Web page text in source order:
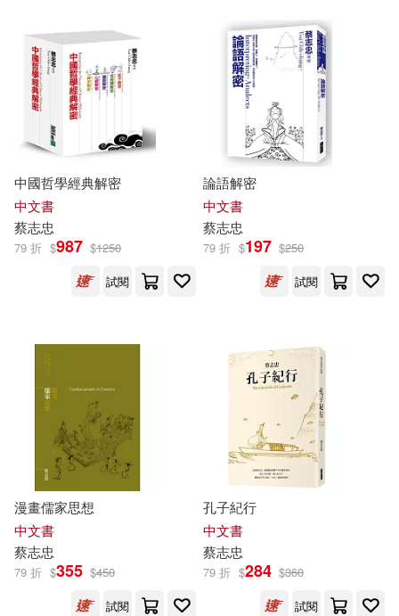
孫武(1)
柏楊 蔡志忠 繪(1) 溫世義(1)
王守常(1) 甲馬創意公司(1)
甲馬創意動畫(1)
蔡志忠 繪著(1)
蔡志忠、李義弘(1)
蔡志忠工作室(1)
蔡志忠，仲晉銳(1)
蔡志忠，邱娟(1) 許晉杭(1)
中信出版社(40)
商務印書館(35)
浙江少年兒童出版社(25)
人民文學出版社(15) 皇冠(12)
河北教育出版社(11) 圓神(7)
太白文藝出版社(5)
北京聯合出版公司(4)
山東文藝出版社(3)
廣州出版社(3)
可海外宅配(620)
可港澳店取(611)
可新加坡店取(610)
可菲律賓店取(611)
適合平板閱讀(28)
其他 (可複選)
現在可購買商品(92)
中國哲學經典解密
中文書
蔡志忠
79 折 $987 $1250
試閱
論語解密
中文書
蔡志忠
79 折 $197 $250
試閱
漫畫儒家思想
中文書
蔡志忠
79 折 $355 $450
試閱
孔子紀行
中文書
蔡志忠
79 折 $284 $360
試閱